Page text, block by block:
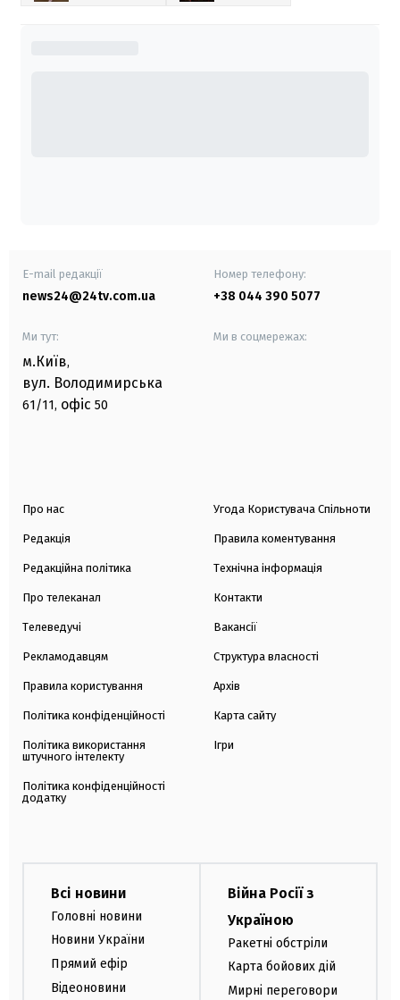
E-mail редакції
news24@24tv.com.ua
Номер телефону:
+38 044 390 5077
Ми тут:
м.Київ,
вул. Володимирська
61/11, офіс 50
Ми в соцмережах:
Про нас
Редакція
Редакційна політика
Про телеканал
Телеведучі
Рекламодавцям
Правила користування
Політика конфіденційності
Політика використання
штучного інтелекту
Політика конфіденційності
додатку
Угода Користувача Спільноти
Правила коментування
Технічна інформація
Контакти
Вакансії
Структура власності
Архів
Карта сайту
Ігри
Всі новини
Головні новини
Новини України
Прямий ефір
Відеоновини
Війна Росії з
Україною
Ракетні обстріли
Карта бойових дій
Мирні переговори